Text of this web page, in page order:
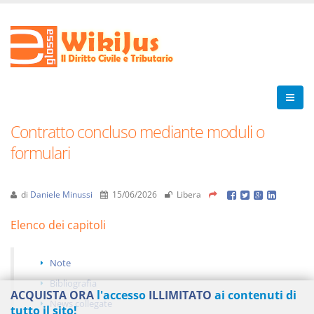
Contratto concluso mediante moduli o
formulari
di Daniele Minussi 15/06/2026 Libera
Elenco dei capitoli
Note
Bibliografia
News collegate
ACQUISTA ORA l'accesso ILLIMITATO ai contenuti di
tutto il sito!